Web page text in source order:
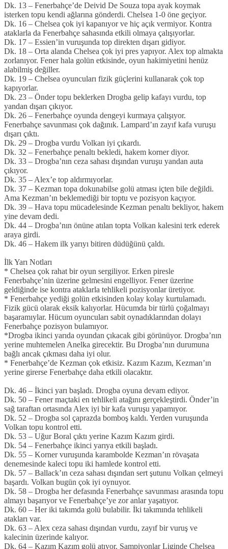
Dk. 13 – Fenerbahçe’de Deivid De Souza topa ayak koymak
isterken topu kendi ağlarına gönderdi. Chelsea 1-0 öne geçiyor.
Dk. 16 – Chelsea çok iyi kapanıyor ve hiç açık vermiyor. Kontra
ataklarla da Fenerbahçe sahasında etkili olmaya çalışıyorlar.
Dk. 17 – Essien’in vuruşunda top direkten dışarı gidiyor.
Dk. 18 – Orta alanda Chelsea çok iyi pres yapıyor. Alex top almakta
zorlanıyor. Fener hala golün etkisinde, oyun hakimiyetini henüz
alabilmiş değiller.
Dk. 19 – Chelsea oyuncuları fizik güçlerini kullanarak çok top
kapıyorlar.
Dk. 23 – Önder topu beklerken Drogba gelip kafayı vurdu, top
yandan dışarı çıkıyor.
Dk. 26 – Fenerbahçe oyunda dengeyi kurmaya çalışıyor.
Fenerbahçe savunması çok dağınık. Lampard’ın zayıf kafa vuruşu
dışarı çıktı.
Dk. 29 – Drogba vurdu Volkan iyi çıkardı.
Dk. 32 – Fenerbahçe penaltı bekledi, hakem korner diyor.
Dk. 33 – Drogba’nın ceza sahası dışından vuruşu yandan auta
çıkıyor.
Dk. 35 – Alex’e top aldırmıyorlar.
Dk. 37 – Kezman topa dokunabilse golü atması içten bile değildi.
Ama Kezman’ın beklemediği bir toptu ve pozisyon kaçıyor.
Dk. 39 – Hava topu mücadelesinde Kezman penaltı bekliyor, hakem
yine devam dedi.
Dk. 44 – Drogba’nın önüne atılan topta Volkan kalesini terk ederek
araya girdi.
Dk. 46 – Hakem ilk yarıyı bitiren düdüğünü çaldı.
İlk Yarı Notları
* Chelsea çok rahat bir oyun sergiliyor. Erken piresle
Fenerbahçe’nin üzerine gelmesini engelliyor. Fener üzerine
geldiğinde ise kontra ataklarla tehlikeli pozisyonlar üretiyor.
* Fenerbahçe yediği golün etkisinden kolay kolay kurtulamadı.
Fizik gücü olarak eksik kalıyorlar. Hücumda bir türlü çoğalmayı
başaramıylar. Hücum oyuncuları sabit oynadıklarından dolayı
Fenerbahçe pozisyon bulamıyor.
*Drogba ikinci yarıda oyundan çıkacak gibi görünüyor. Drogba’nın
yerine muhtemelen Anelka girecektir. Bu Drogba’nın durumuna
bağlı ancak çıkması daha iyi olur.
* Fenerbahçe’de Kezman çok etkisiz. Kazım Kazım, Kezman’ın
yerine girerse Fenerbahçe daha etkili olacaktır.
Dk. 46 – İkinci yarı başladı. Drogba oyuna devam ediyor.
Dk. 50 – Fener maçtaki en tehlikeli atağını gerçekleştirdi. Önder’in
sağ taraftan ortasında Alex iyi bir kafa vuruşu yapamıyor.
Dk. 52 – Drogba sol çaprazda bomboş kaldı. Yerden vuruşunda
Volkan topu kontrol etti.
Dk. 53 – Uğur Boral çıktı yerine Kazım Kazım girdi.
Dk. 54 – Fenerbahçe ikinci yarıya etkili başladı.
Dk. 55 – Korner vuruşunda karambolde Kezman’ın rövaşata
denemesinde kaleci topu iki hamlede kontrol etti.
Dk. 57 – Ballack’ın ceza sahası dışından sert şutunu Volkan çelmeyi
başardı. Volkan bugün çok iyi oynuyor.
Dk. 58 – Drogba her defasında Fenerbahçe savunması arasında topu
almayı başarıyor ve Fenerbahçe’ye zor anlar yaşatıyor.
Dk. 60 – Her iki takımda golü bulabilir. İki takımında tehlikeli
atakları var.
Dk. 63 – Alex ceza sahası dışından vurdu, zayıf bir vuruş ve
kalecinin üzerinde kalıyor.
Dk. 64 – Kazım Kazım golü atıyor. Şampiyonlar Liginde Chelsea